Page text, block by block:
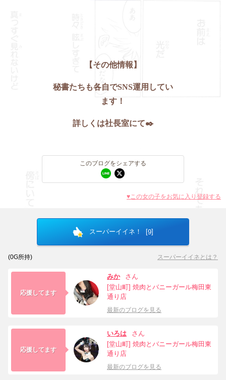
【その他情報】
秘書たちも各自でSNS運用してい
ます！
詳しくは社長室にて✒️
このブログをシェアする
♥この女の子をお気に入り登録する
スーパーイイネ！ [9]
(0G所持) スーパーイイネとは？
応援してます
みか
さん
[堂山町] 焼肉とバニーガール梅田東
通り店
最新のブログを見る
応援してます
いろは
さん
[堂山町] 焼肉とバニーガール梅田東
通り店
最新のブログを見る